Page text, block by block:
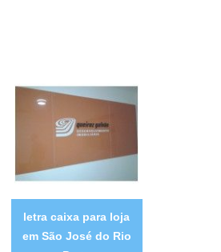
letra caixa para loja
em São José do Rio